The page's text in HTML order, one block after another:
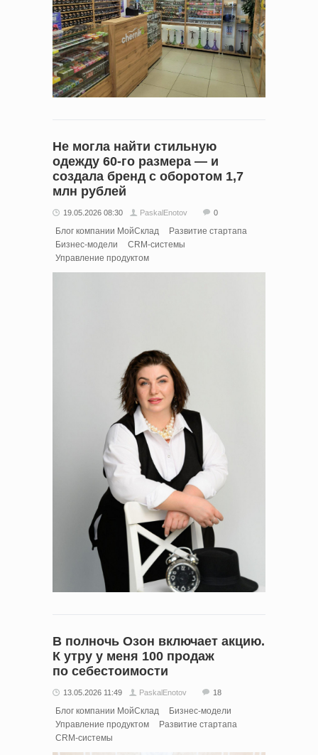
Не могла найти стильную
одежду 60-го размера — и
создала бренд с оборотом 1,7
млн рублей
19.05.2026 08:30 PaskalEnotov 0
Блог компании МойСклад
Развитие стартапа
Бизнес-модели
CRM-системы
Управление продуктом
В полночь Озон включает акцию.
К утру у меня 100 продаж
по себестоимости
13.05.2026 11:49 PaskalEnotov 18
Блог компании МойСклад
Бизнес-модели
Управление продуктом
Развитие стартапа
CRM-системы